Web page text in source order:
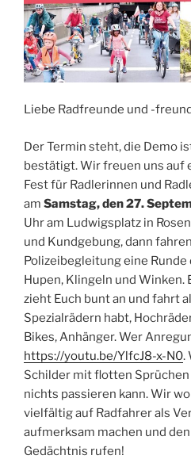
Liebe Radfreunde und -
Der Termin steht, die Demo
bestätigt. Wir freuen uns auf
Fest für Radlerinnen und
am Samstag, den 27.
Uhr am Ludwigsplatz in
und Kundgebung, dann
Polizeibegleitung eine
Hupen, Klingeln und Winken.
zieht Euch bunt an und fahrt
Spezialrädern habt,
Bikes, Anhänger. Wer
https://youtu.be/YlfcJ8-x-N0.
Schilder mit flotten
nichts passieren kann. Wir
vielfältig auf Radfahrer als
aufmerksam machen und
Gedächtnis rufen!